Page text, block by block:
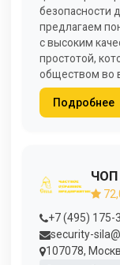
безопасности
предлагаем
с высоким
простотой,
обществом во
Подробнее
ЧОП
+7 (495) 175-
security-
107078,